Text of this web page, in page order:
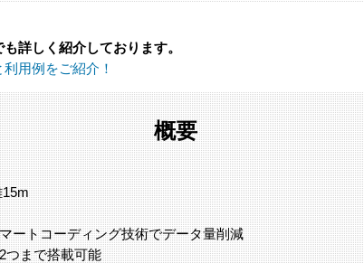
詳しく紹介しております。
用例をご紹介！
概要
ートコーディング技術でデータ量削減
つまで搭載可能